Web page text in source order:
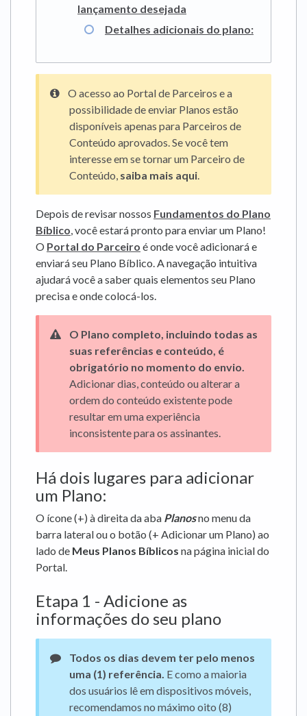
lançamento desejada
Detalhes adicionais do plano:
O acesso ao Portal de Parceiros e a
possibilidade de enviar Planos estão
disponíveis apenas para Parceiros de
Conteúdo aprovados. Se você tem
interesse em se tornar um Parceiro de
Conteúdo, saiba mais aqui.
Depois de revisar nossos Fundamentos do Plano
Bíblico, você estará pronto para enviar um Plano!
O Portal do Parceiro é onde você adicionará e
enviará seu Plano Bíblico. A navegação intuitiva
ajudará você a saber quais elementos seu Plano
precisa e onde colocá-los.
O Plano completo, incluindo todas as
suas referências e conteúdo, é
obrigatório no momento do envio.
Adicionar dias, conteúdo ou alterar a
ordem do conteúdo existente pode
resultar em uma experiência
inconsistente para os assinantes.
Há dois lugares para adicionar
um Plano:
O ícone (+) à direita da aba Planosno menu da
barra lateral ou o botão (+ Adicionar um Plano) ao
lado de Meus Planos Bíblicos na página inicial do
Portal.
Etapa 1 - Adicione as
informações do seu plano
Todos os dias devem ter pelo menos
uma (1) referência. E como a maioria
dos usuários lê em dispositivos móveis,
recomendamos no máximo oito (8)